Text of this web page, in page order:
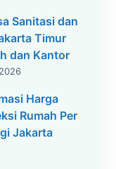
Sanitasi dan
Timur
dan Kantor
Harga
Rumah Per
Jakarta